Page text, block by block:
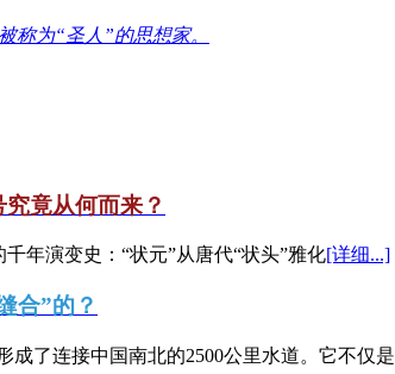
称为“圣人”的思想家。
竟从何而来？
年演变史：“状元”从唐代“状头”雅化[详细...]
合”的？
了连接中国南北的2500公里水道。它不仅是